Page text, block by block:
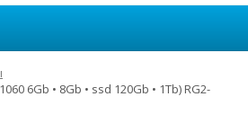
6Gb • 8Gb • ssd 120Gb • 1Tb) RG2-